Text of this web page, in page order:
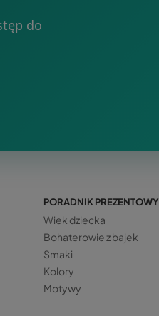
do
PORADNIK PREZENTOWY
Wiek dziecka
Bohaterowie z bajek
Smaki
Kolory
Motywy